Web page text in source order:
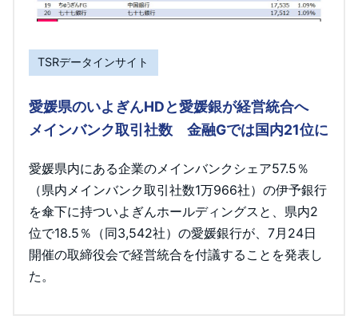
TSRデータインサイト
愛媛県のいよぎんHDと愛媛銀が経営統合へ
メインバンク取引社数 金融Gでは国内21位に
愛媛県内にある企業のメインバンクシェア57.5％
（県内メインバンク取引社数1万966社）の伊予銀行
を傘下に持ついよぎんホールディングスと、県内2
位で18.5％（同3,542社）の愛媛銀行が、7月24日
開催の取締役会で経営統合を付議することを発表し
た。